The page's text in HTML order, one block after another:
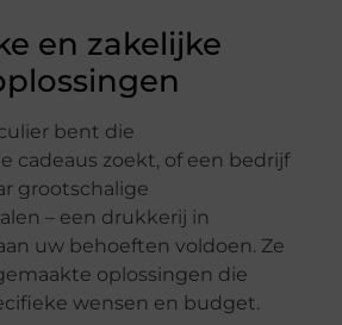
en zakelijke
bent die
cadeaus zoekt, of een bedrijf
grootschalige
– een drukkerij in
uw behoeften voldoen. Ze
oplossingen die
wensen en budget.